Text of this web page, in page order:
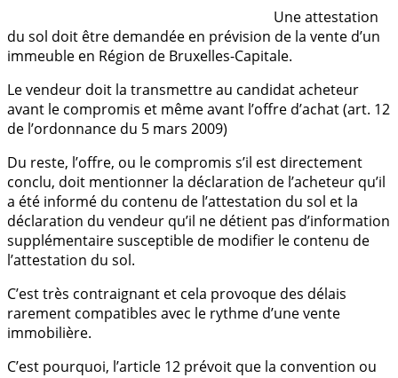
Une attestation
du sol doit être demandée en prévision de la vente d’un
immeuble en Région de Bruxelles-Capitale.
Le vendeur doit la transmettre au candidat acheteur
avant le compromis et même avant l’offre d’achat (art. 12
de l’ordonnance du 5 mars 2009)
Du reste, l’offre, ou le compromis s’il est directement
conclu, doit mentionner la déclaration de l’acheteur qu’il
a été informé du contenu de l’attestation du sol et la
déclaration du vendeur qu’il ne détient pas d’information
supplémentaire susceptible de modifier le contenu de
l’attestation du sol.
C’est très contraignant et cela provoque des délais
rarement compatibles avec le rythme d’une vente
immobilière.
C’est pourquoi, l’article 12 prévoit que la convention ou